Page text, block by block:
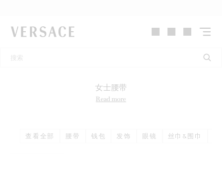
VERSACE | 主页
女士腰带
Read more
查看全部 腰带 钱包 发饰 眼镜 丝巾&围巾